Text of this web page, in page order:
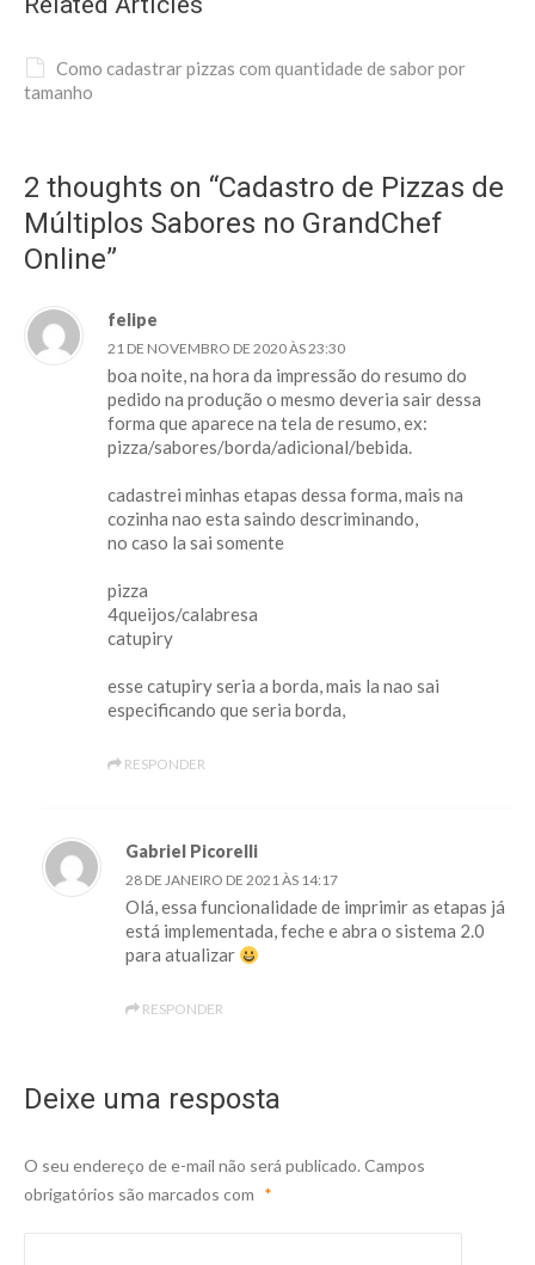
Como cadastrar pizzas com quantidade de sabor por
tamanho
2 thoughts on “Cadastro de Pizzas de
Múltiplos Sabores no GrandChef
Online”
felipe
21 DE NOVEMBRO DE 2020 ÀS 23:30
boa noite, na hora da impressão do resumo do
pedido na produção o mesmo deveria sair dessa
forma que aparece na tela de resumo, ex:
pizza/sabores/borda/adicional/bebida.
cadastrei minhas etapas dessa forma, mais na
cozinha nao esta saindo descriminando,
no caso la sai somente
pizza
4queijos/calabresa
catupiry
esse catupiry seria a borda, mais la nao sai
especificando que seria borda,
RESPONDER
Gabriel Picorelli
28 DE JANEIRO DE 2021 ÀS 14:17
Olá, essa funcionalidade de imprimir as etapas já
está implementada, feche e abra o sistema 2.0
para atualizar
RESPONDER
Deixe uma resposta
O seu endereço de e-mail não será publicado. Campos
obrigatórios são marcados com *